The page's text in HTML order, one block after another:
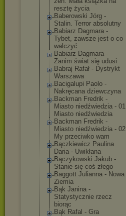
resztę życia
Baberowski Jörg -
Stalin. Terror absolutny
Babiarz Dagmara -
Tybet, zawsze jest o co
walczyć
Babiarz Dagmara -
Zanim świat się udusi
Babraj Rafał - Dystrykt
Warszawa
Bacigalupi Paolo -
Nakręcana dziewczyna
Backman Fredrik -
Miasto niedźwiedzia - 01
Miasto niedźwiedzia
Backman Fredrik -
Miasto niedźwiedzia - 02
My przeciwko wam
Bączkiewicz Paulina
Daria - Uwikłana
Bączykowski Jakub -
Stanie się coś złego
Baggott Julianna - Nowa
Ziemia
Bąk Janina -
Statystycznie rzecz
biorąc
Bąk Rafal - Gra